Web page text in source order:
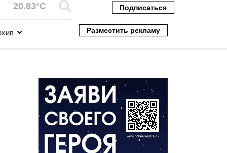
20.83°C Подписаться
Разместить рекламу